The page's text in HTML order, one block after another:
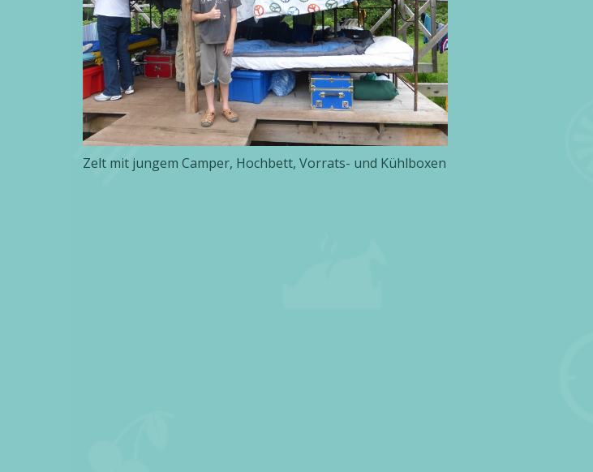
Zelt mit jungem Camper, Hochbett, Vorrats- und Kühlboxen